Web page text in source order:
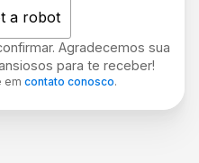
a robot
Agradecemos sua
para te receber!
em contato conosco.